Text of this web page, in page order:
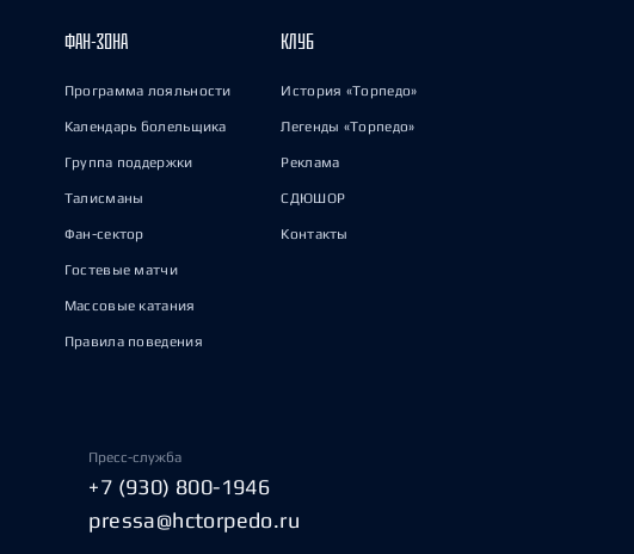
ФАН-ЗОНА
Программа лояльности
Календарь болельщика
Группа поддержки
Талисманы
Фан-сектор
Гостевые матчи
Массовые катания
Правила поведения
КЛУБ
История «Торпедо»
Легенды «Торпедо»
Реклама
СДЮШОР
Контакты
Пресс-служба
+7 (930) 800-1946
pressa@hctorpedo.ru